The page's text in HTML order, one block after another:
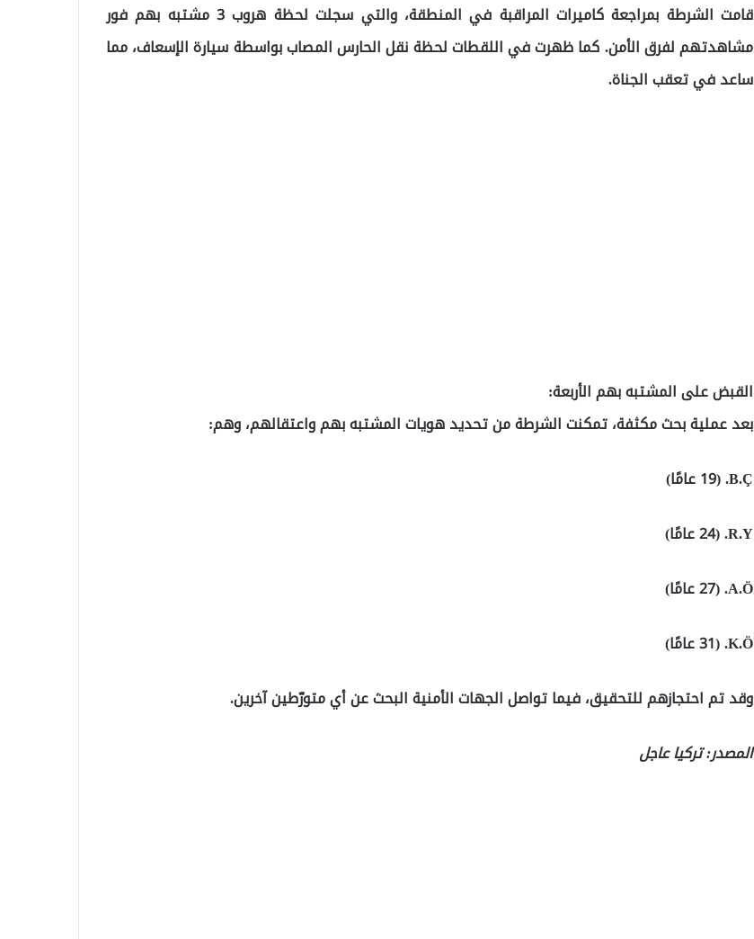
قامت الشرطة بمراجعة كاميرات المراقبة في المنطقة، والتي سجلت لحظة هروب 3 مشتبه بهم فور
مشاهدتهم لفرق الأمن. كما ظهرت في اللقطات لحظة نقل الحارس المصاب بواسطة سيارة الإسعاف، مما
ساعد في تعقب الجناة.
القبض على المشتبه بهم الأربعة:
بعد عملية بحث مكثفة، تمكنت الشرطة من تحديد هويات المشتبه بهم واعتقالهم، وهم:
B.Ç. (19 عامًا)
R.Y. (24 عامًا)
A.Ö. (27 عامًا)
K.Ö. (31 عامًا)
وقد تم احتجازهم للتحقيق، فيما تواصل الجهات الأمنية البحث عن أي متورّطين آخرين.
المصدر: تركيا عاجل